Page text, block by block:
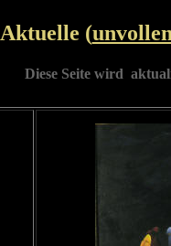
Aktuelle (
Diese Seite wird